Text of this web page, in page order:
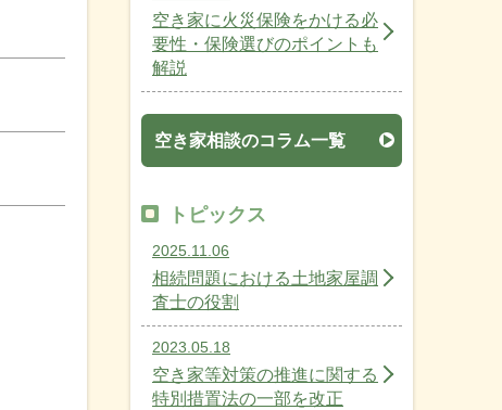
空き家に火災保険をかける必
要性・保険選びのポイントも
解説
空き家相談のコラム一覧
トピックス
2025.11.06
相続問題における土地家屋調
査士の役割
2023.05.18
空き家等対策の推進に関する
特別措置法の一部を改正